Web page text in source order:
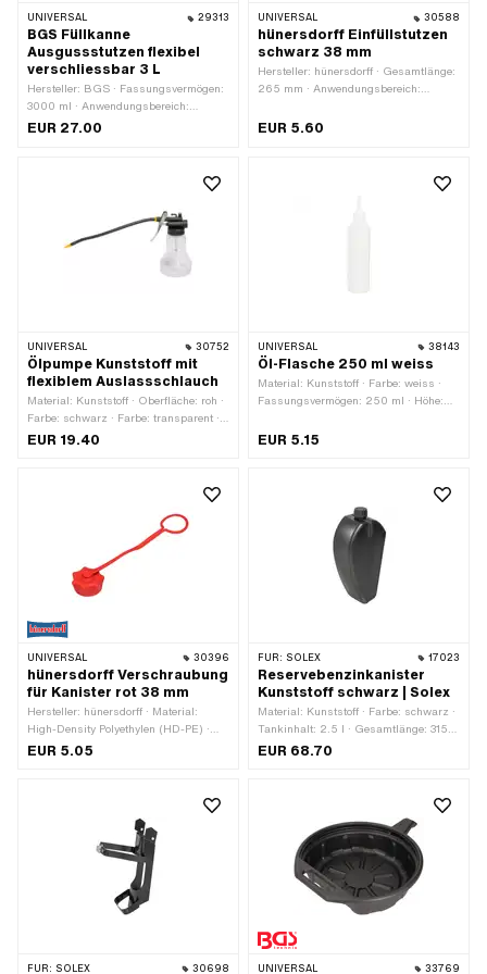
UNIVERSAL 29313
BGS Füllkanne
Ausgussstutzen flexibel
verschliessbar 3 L
Hersteller: BGS · Fassungsvermögen:
3000 ml · Anwendungsbereich:
Werkstattzubehör
EUR 27.00
UNIVERSAL 30588
hünersdorff Einfüllstutzen
schwarz 38 mm
Hersteller: hünersdorff · Gesamtlänge:
265 mm · Anwendungsbereich:
EUR 5.60
UNIVERSAL 30752
Ölpumpe Kunststoff mit
flexiblem Auslassschlauch
Material: Kunststoff · Oberfläche: roh ·
Farbe: schwarz · Farbe: transparent ·
Fassungsvermögen: 275 ml ·
EUR 19.40
UNIVERSAL 38143
Öl-Flasche 250 ml weiss
Material: Kunststoff · Farbe: weiss ·
Fassungsvermögen: 250 ml · Höhe:
EUR 5.15
UNIVERSAL 30396
hünersdorff Verschraubung
für Kanister rot 38 mm
Hersteller: hünersdorff · Material:
High-Density Polyethylen (HD-PE) ·
Farbe: rot · Durchmesser: 38 mm ·
EUR 5.05
FÜR: SOLEX 17023
Reservebenzinkanister
Kunststoff schwarz | Solex
Material: Kunststoff · Farbe: schwarz ·
Tankinhalt: 2.5 l · Gesamtlänge: 315
mm · Breite: 100 mm · Höhe: 145 mm
EUR 68.70
FÜR: SOLEX 30698 UNIVERSAL 33769